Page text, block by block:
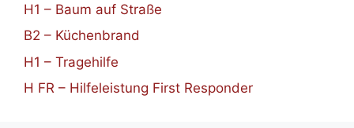
H1 – Baum auf Straße
B2 – Küchenbrand
H1 – Tragehilfe
H FR – Hilfeleistung First Responder